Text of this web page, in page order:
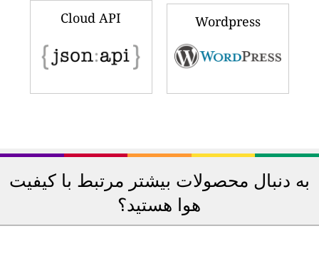
Wordpress
Cloud API
به دنبال محصولات بیشتر مرتبط با کیفیت
هوا هستید؟